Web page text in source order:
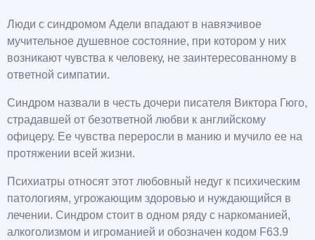
Люди с синдромом Адели впадают в навязчивое
мучительное душевное состояние, при котором у них
возникают чувства к человеку, не заинтересованному в
ответной симпатии.
Синдром назвали в честь дочери писателя Виктора Гюго,
страдавшей от безответной любви к английскому
офицеру. Ее чувства переросли в манию и мучило ее на
протяжении всей жизни.
Психиатры относят этот любовный недуг к психическим
патологиям, угрожающим здоровью и нуждающийся в
лечении. Синдром стоит в одном ряду с наркоманией,
алкоголизмом и игроманией и обозначен кодом F63.9